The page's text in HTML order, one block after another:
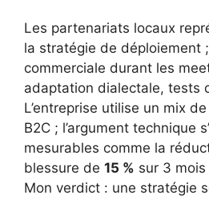
Les partenariats locaux
la stratégie de déploiement
commerciale durant les
adaptation dialectale, tests
L’entreprise utilise un mix
B2C ; l’argument technique
mesurables comme la
blessure de 15 % sur 3
Mon verdict : une stratégie